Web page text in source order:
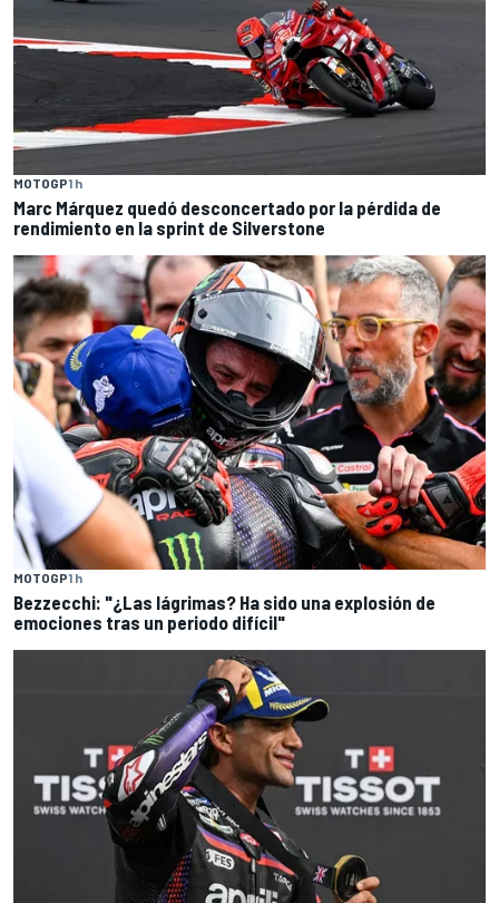
MOTOGP1 h
Marc Márquez quedó desconcertado por la pérdida de
rendimiento en la sprint de Silverstone
MOTOGP1 h
Bezzecchi: "¿Las lágrimas? Ha sido una explosión de
emociones tras un periodo difícil"